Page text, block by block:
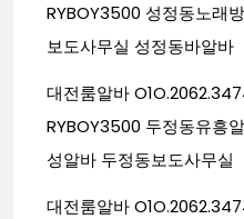
RYBOY3500 성정동노래
보도사무실 성정동바알바
대전룸알바
RYBOY3500 두정동유흥
성알바 두정동보도사무실
대전룸알바